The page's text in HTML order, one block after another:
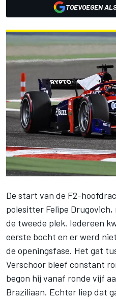
TOEVOEGEN
De start van de F2-
polesitter Felipe Drugovich,
de tweede plek. Iedereen
eerste bocht en er werd
de openingsfase. Het gat
Verschoor bleef constant
begon hij vanaf ronde vijf
Braziliaan. Echter liep dat